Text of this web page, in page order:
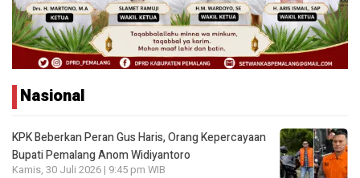
Nasional
KPK Beberkan Peran Gus Haris, Orang Kepercayaan
Bupati Pemalang Anom Widiyantoro
Kamis, 30 Juli 2026 | 9:45 pm WIB